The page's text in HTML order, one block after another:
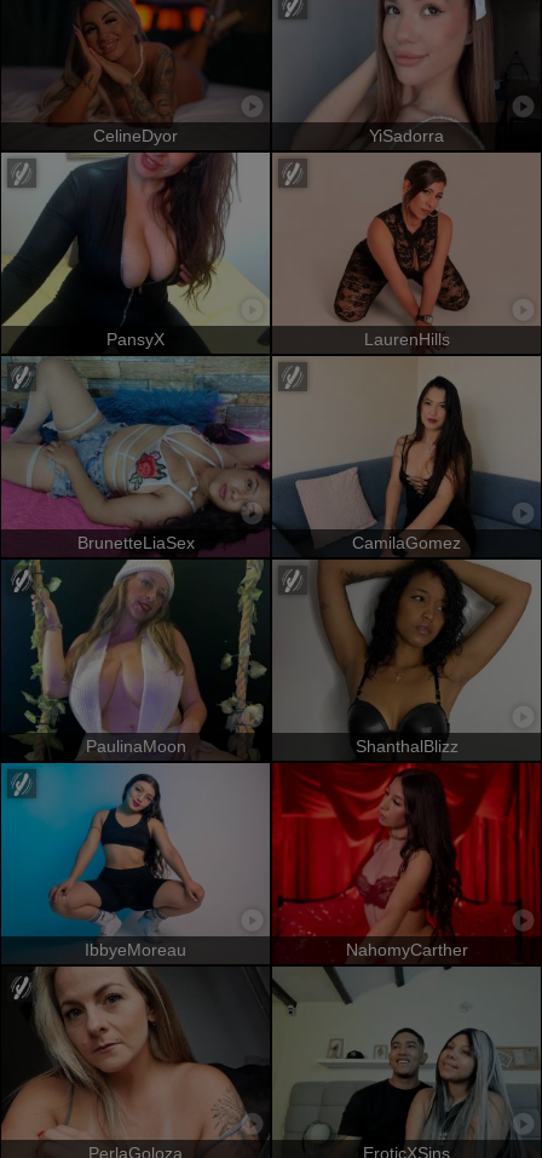
CelineDyor YiSadorra
PansyX LaurenHills
BrunetteLiaSex CamilaGomez
PaulinaMoon ShanthalBlizz
IbbyeMoreau NahomyCarther
PerlaGoloza EroticXSins